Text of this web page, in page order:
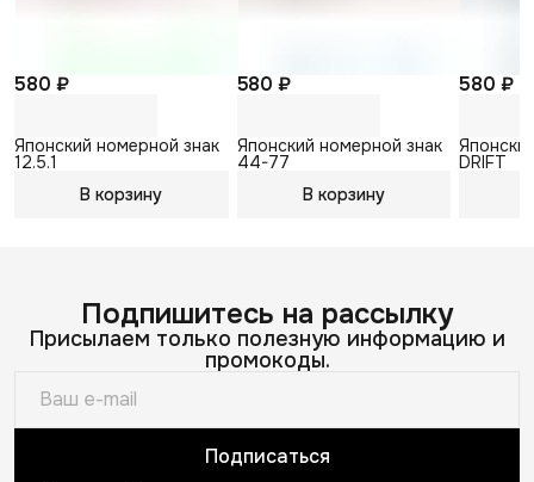
580 ₽
Японский номерной знак
12.5.1
В корзину
580 ₽
Японский номерной знак
44-77
В корзину
580 ₽
DRIFT
Подпишитесь на рассылку
Присылаем только полезную информацию и
промокоды.
Подписаться